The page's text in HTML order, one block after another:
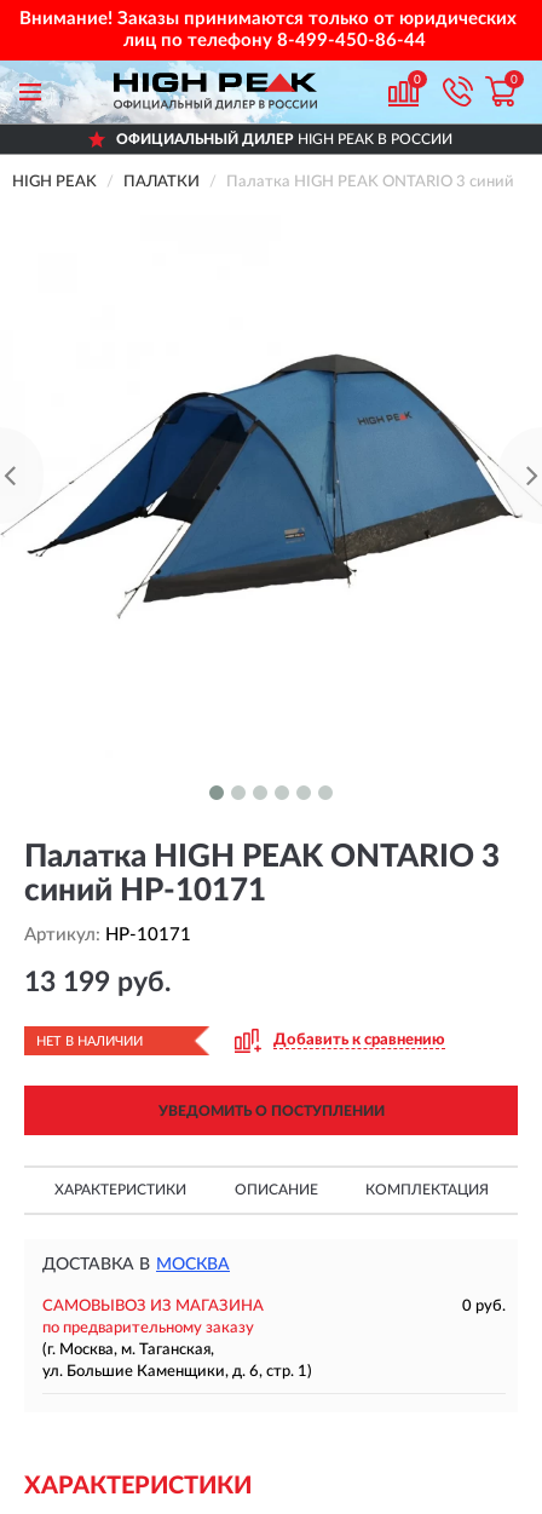
Внимание! Заказы принимаются только от юридических
лиц по телефону 8-499-450-86-44
0 0
ОФИЦИАЛЬНЫЙ ДИЛЕРHIGH PEAK В РОССИИ
HIGH PEAK ПАЛАТКИ Палатка HIGH PEAK ONTARIO 3 синий
Палатка HIGH PEAK ONTARIO 3
синий HP-10171
Артикул: HP-10171
13 199 руб.
НЕТ В НАЛИЧИИ Добавить к сравнению
УВЕДОМИТЬ О ПОСТУПЛЕНИИ
ХАРАКТЕРИСТИКИ ОПИСАНИЕ КОМПЛЕКТАЦИЯ
ДОСТАВКА В МОСКВА
САМОВЫВОЗ ИЗ МАГАЗИНА
0 руб.
по предварительному заказу
(г. Москва, м. Таганская,
ул. Большие Каменщики, д. 6, стр. 1)
ХАРАКТЕРИСТИКИ